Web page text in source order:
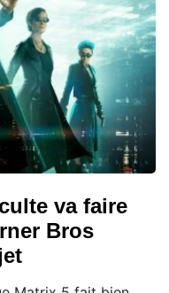
va faire
Bros